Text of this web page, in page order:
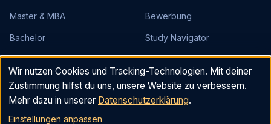
Master & MBA
Bachelor
Studienkonzept
Bewerbung
Study Navigator
Events
Blog
Rechtliches
Wir nutzen Cookies und Tracking-Technologien. Mit deiner
Zustimmung hilfst du uns, unsere Website zu verbessern.
Mehr dazu in unserer Datenschutzerklärung.
Einstellungen anpassen